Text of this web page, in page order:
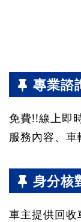
專業諮
免費!!線上即
服務內容、車
身分核
車主提供回